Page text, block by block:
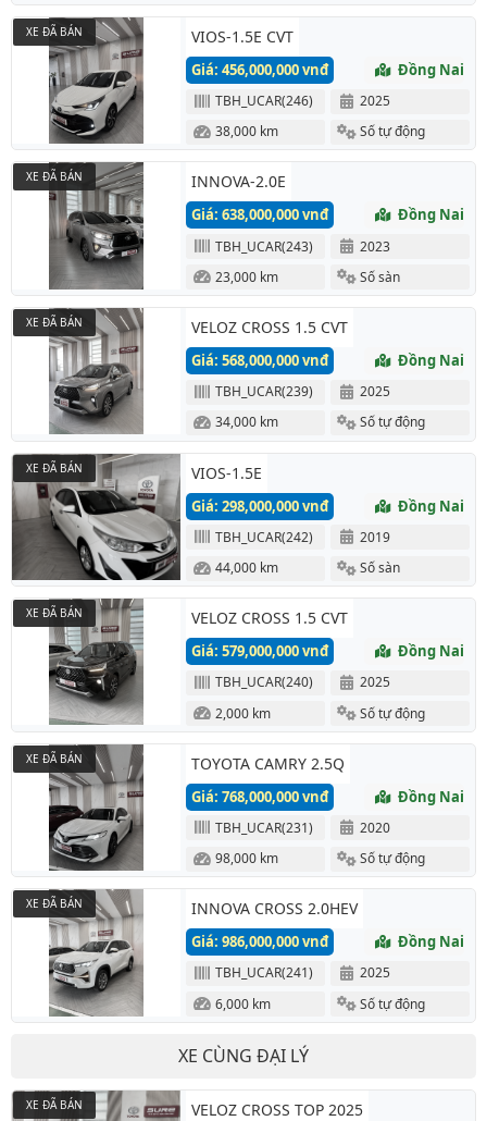
VIOS-1.5E CVT
Giá: 456,000,000 vnđ Đồng Nai
TBH_UCAR(246)
2025
38,000 km
Số tự động
XE ĐÃ BÁN
INNOVA-2.0E
Giá: 638,000,000 vnđ Đồng Nai
TBH_UCAR(243)
2023
23,000 km
Số sàn
XE ĐÃ BÁN
VELOZ CROSS 1.5 CVT
Giá: 568,000,000 vnđ Đồng Nai
TBH_UCAR(239)
2025
34,000 km
Số tự động
XE ĐÃ BÁN
VIOS-1.5E
Giá: 298,000,000 vnđ Đồng Nai
TBH_UCAR(242)
2019
44,000 km
Số sàn
XE ĐÃ BÁN
VELOZ CROSS 1.5 CVT
Giá: 579,000,000 vnđ Đồng Nai
TBH_UCAR(240)
2025
2,000 km
Số tự động
XE ĐÃ BÁN
TOYOTA CAMRY 2.5Q
Giá: 768,000,000 vnđ Đồng Nai
TBH_UCAR(231)
2020
98,000 km
Số tự động
XE ĐÃ BÁN
INNOVA CROSS 2.0HEV
Giá: 986,000,000 vnđ Đồng Nai
TBH_UCAR(241)
2025
6,000 km
Số tự động
XE ĐÃ BÁN
XE CÙNG ĐẠI LÝ
VELOZ CROSS TOP 2025
XE ĐÃ BÁN